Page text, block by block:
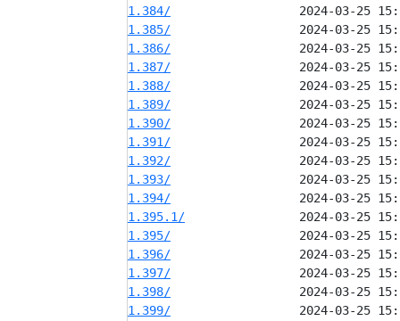
1.384/
1.385/
1.386/
1.387/
1.388/
1.389/
1.390/
1.391/
1.392/
1.393/
1.394/
1.395.1/
1.395/
1.396/
1.397/
1.398/
1.399/